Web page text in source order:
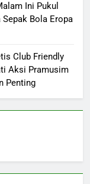
Ini Pukul
Bola Eropa
Club Friendly
Aksi Pramusim
Penting